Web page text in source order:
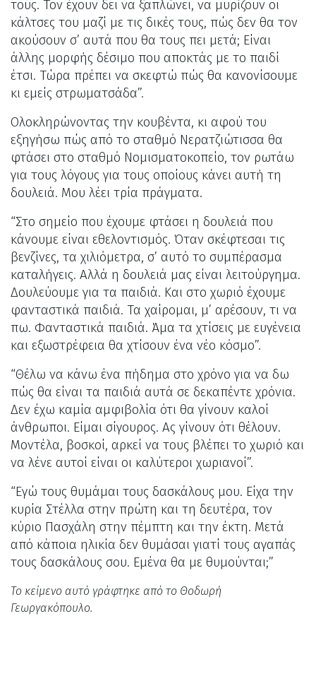
τους. Τον έχουν δει να ξαπλώνει, να μυρίζουν οι
κάλτσες του μαζί με τις δικές τους, πώς δεν θα τον
ακούσουν σ’ αυτά που θα τους πει μετά; Είναι
άλλης μορφής δέσιμο που αποκτάς με το παιδί
έτσι. Τώρα πρέπει να σκεφτώ πώς θα κανονίσουμε
κι εμείς στρωματσάδα”.
Ολοκληρώνοντας την κουβέντα, κι αφού του
εξηγήσω πώς από το σταθμό Νερατζιώτισσα θα
φτάσει στο σταθμό Νομισματοκοπείο, τον ρωτάω
για τους λόγους για τους οποίους κάνει αυτή τη
δουλειά. Μου λέει τρία πράγματα.
“Στο σημείο που έχουμε φτάσει η δουλειά που
κάνουμε είναι εθελοντισμός. Όταν σκέφτεσαι τις
βενζίνες, τα χιλιόμετρα, σ’ αυτό το συμπέρασμα
καταλήγεις. Αλλά η δουλειά μας είναι λειτούργημα.
Δουλεύουμε για τα παιδιά. Και στο χωριό έχουμε
φανταστικά παιδιά. Τα χαίρομαι, μ’ αρέσουν, τι να
πω. Φανταστικά παιδιά. Άμα τα χτίσεις με ευγένεια
και εξωστρέφεια θα χτίσουν ένα νέο κόσμο”.
“Θέλω να κάνω ένα πήδημα στο χρόνο για να δω
πώς θα είναι τα παιδιά αυτά σε δεκαπέντε χρόνια.
Δεν έχω καμία αμφιβολία ότι θα γίνουν καλοί
άνθρωποι. Είμαι σίγουρος. Ας γίνουν ότι θέλουν.
Μοντέλα, βοσκοί, αρκεί να τους βλέπει το χωριό και
να λένε αυτοί είναι οι καλύτεροι χωριανοί”.
“Εγώ τους θυμάμαι τους δασκάλους μου. Είχα την
κυρία Στέλλα στην πρώτη και τη δευτέρα, τον
κύριο Πασχάλη στην πέμπτη και την έκτη. Μετά
από κάποια ηλικία δεν θυμάσαι γιατί τους αγαπάς
τους δασκάλους σου. Εμένα θα με θυμούνται;”
Το κείμενο αυτό γράφτηκε από το Θοδωρή
Γεωργακόπουλο.